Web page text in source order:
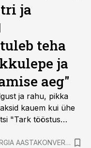
ja
teha
ja
aeg"
ja rahu, pikka
kauem kui ühe
"Tark tööstus
majandus- ja
ENERGIA AASTAKONVERENTS 2024